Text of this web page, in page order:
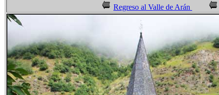
Regreso al Valle de Arán